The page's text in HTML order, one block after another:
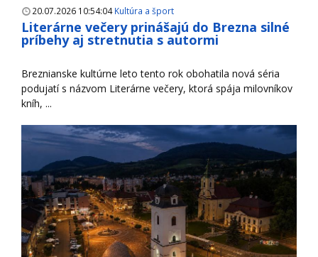
20.07.2026 10:54:04Kultúra a šport
Literárne večery prinášajú do Brezna silné
príbehy aj stretnutia s autormi
Breznianske kultúrne leto tento rok obohatila nová séria
podujatí s názvom Literárne večery, ktorá spája milovníkov
kníh, ...